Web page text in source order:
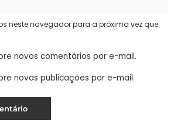
neste navegador para a próxima vez que
novos comentários por e-mail.
novas publicações por e-mail.